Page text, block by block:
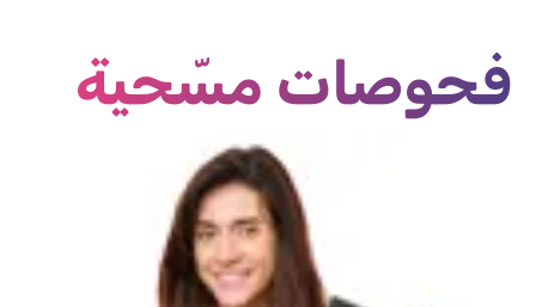
فحوصات مسّحية